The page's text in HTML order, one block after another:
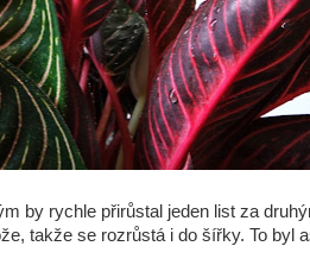
by rychle přirůstal jeden list za
takže se rozrůstá i do šířky. To byl